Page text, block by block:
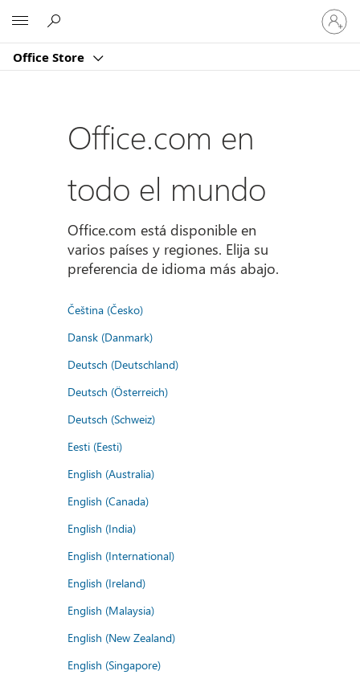
Office Store
Iniciar
sesión
en
cuenta
Office.com en
todo el mundo
Office.com está disponible en
varios países y regiones. Elija su
preferencia de idioma más abajo.
Čeština (Česko)
Dansk (Danmark)
Deutsch (Deutschland)
Deutsch (Österreich)
Deutsch (Schweiz)
Eesti (Eesti)
English (Australia)
English (Canada)
English (India)
English (International)
English (Ireland)
English (Malaysia)
English (New Zealand)
English (Singapore)